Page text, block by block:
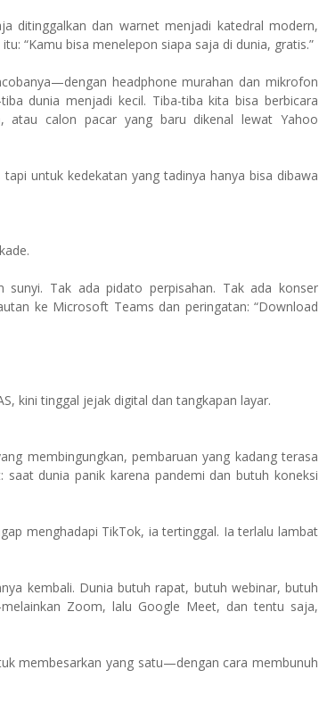
ditinggalkan dan warnet menjadi katedral modern,
“Kamu bisa menelepon siapa saja di dunia, gratis.”
headphone murahan dan mikrofon
dunia menjadi kecil. Tiba-tiba kita bisa berbicara
atau calon pacar yang baru dikenal lewat Yahoo
untuk kedekatan yang tadinya hanya bisa dibawa
Tak ada pidato perpisahan. Tak ada konser
ke Microsoft Teams dan peringatan: “Download
kini tinggal jejak digital dan tangkapan layar.
membingungkan, pembaruan yang kadang terasa
dunia panik karena pandemi dan butuh koneksi
menghadapi TikTok, ia tertinggal. Ia terlalu lambat
kembali. Dunia butuh rapat, butuh webinar, butuh
Zoom, lalu Google Meet, dan tentu saja,
membesarkan yang satu—dengan cara membunuh